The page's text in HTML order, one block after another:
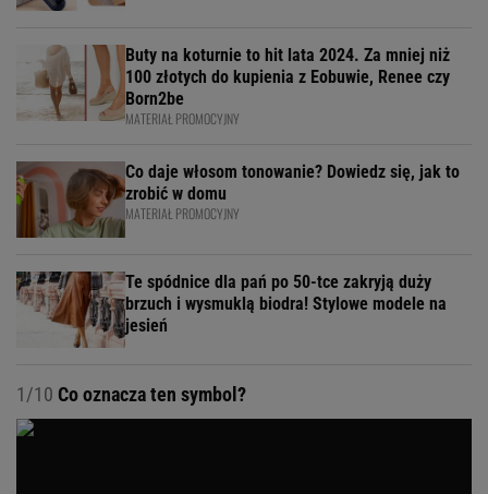
Buty na koturnie to hit lata 2024. Za mniej niż
100 złotych do kupienia z Eobuwie, Renee czy
Born2be
MATERIAŁ PROMOCYJNY
Co daje włosom tonowanie? Dowiedz się, jak to
zrobić w domu
MATERIAŁ PROMOCYJNY
Te spódnice dla pań po 50-tce zakryją duży
brzuch i wysmuklą biodra! Stylowe modele na
jesień
1/10 Co oznacza ten symbol?